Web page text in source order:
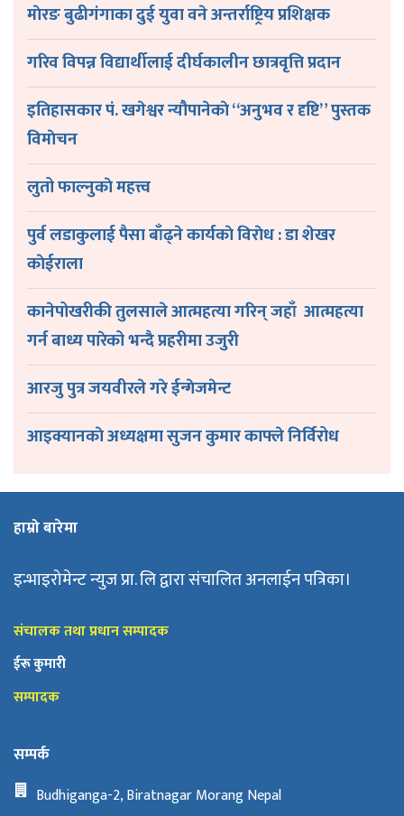
माेरङ बुढीगंगाका दुई युवा वने अन्तर्राष्ट्रिय प्रशिक्षक
गरिव विपन्न विद्यार्थीलाई दीर्घकालीन छात्रवृत्ति प्रदान
इतिहासकार पं. खगेश्वर न्यौपानेकाे “अनुभव र दृष्टि” पुस्तक
विमाेचन
लुतो फाल्नुकाे महत्त्व
पुर्व लडाकुलाई पैसा बाँढ्ने कार्यकाे विराेध : डा शेखर
काेईराला
कानेपोखरीकी तुलसाले आत्महत्या गरिन् जहाँ आत्महत्या
गर्न बाध्य पारेको भन्दै प्रहरीमा उजुरी
आरजु पुत्र जयवीरले गरे ईन्गेजमेन्ट
आइक्यानकाे अध्यक्षमा सुजन कुमार काफ्ले निर्विरोध
हाम्रो बारेमा
इन्भाइरोमेन्ट न्युज प्रा. लि द्वारा संचालित अनलाईन पत्रिका।
संचालक तथा प्रधान सम्पादक
ईरू कुमारी
सम्पादक
सम्पर्क
Budhiganga-2, Biratnagar Morang Nepal